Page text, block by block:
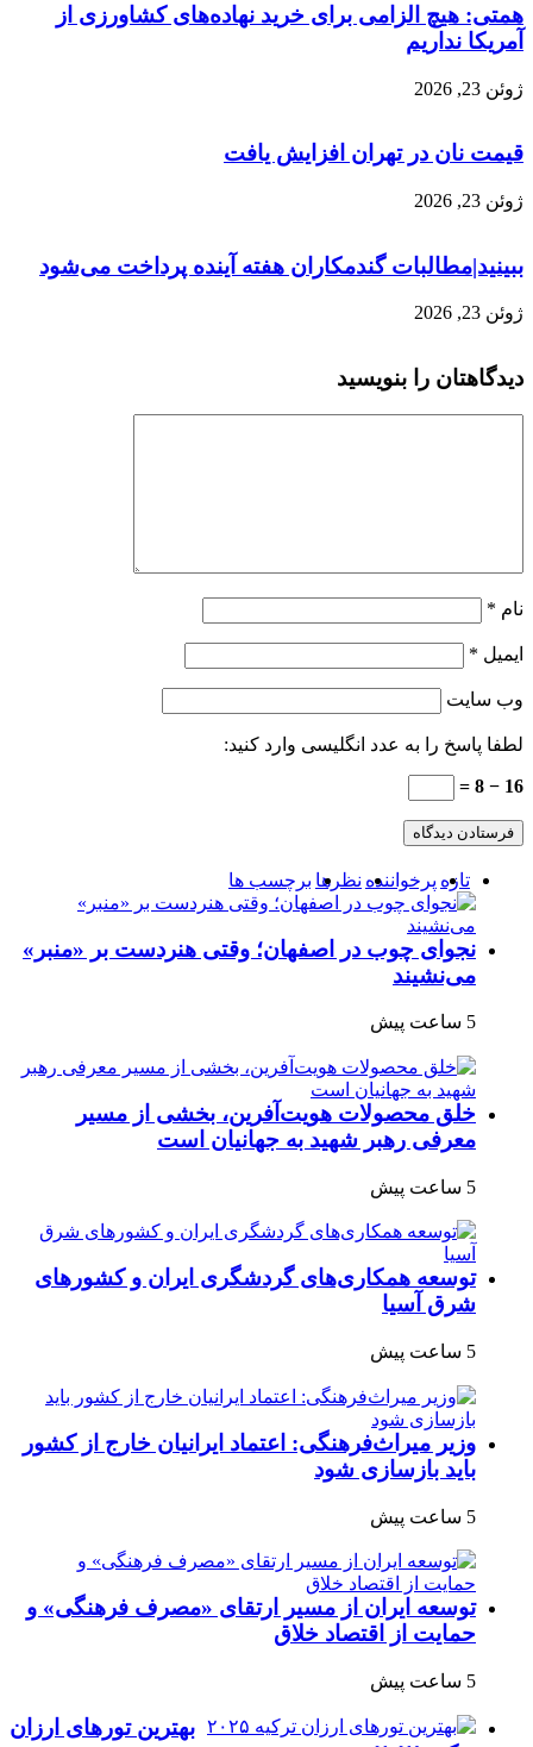
همتی: هیچ الزامی برای خرید نهاده‌های کشاورزی از
آمریکا نداریم
ژوئن 23, 2026
قیمت نان در تهران افزایش یافت
ژوئن 23, 2026
ببینید|مطالبات گندمکاران هفته آینده پرداخت می‌شود
ژوئن 23, 2026
دیدگاهتان را بنویسید
نام *
ایمیل *
وب‌ سایت
لطفا پاسخ را به عدد انگلیسی وارد کنید:
16 − 8 =
تازه پرخواننده نظرها برچسب ها
نجوای چوب در اصفهان؛ وقتی هنردست بر «منبر»
می‌نشیند
5 ساعت پیش
خلق محصولات هویت‌آفرین، بخشی از مسیر
معرفی رهبر شهید به جهانیان است
5 ساعت پیش
توسعه همکاری‌های گردشگری ایران و کشورهای
شرق آسیا
5 ساعت پیش
وزیر میراث‌فرهنگی: اعتماد ایرانیان خارج از کشور
باید بازسازی شود
5 ساعت پیش
توسعه ایران از مسیر ارتقای «مصرف فرهنگی» و
حمایت از اقتصاد خلاق
5 ساعت پیش
بهترین تورهای ارزان